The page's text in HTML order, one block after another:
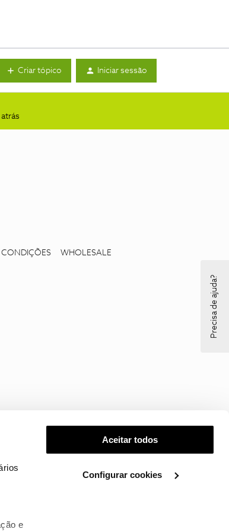
e
Aceitar todos
Configurar cookies
Criar tópico Iniciar sessão
CONDIÇÕES WHOLESALE
Precisa de ajuda?